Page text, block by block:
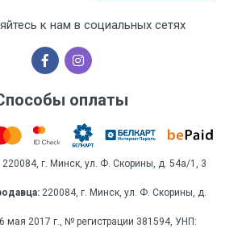
к нам в социальных сетях
оплаты
г. Минск, ул. Ф. Скорины, д. 54а/1, 3
220084, г. Минск, ул. Ф. Скорины, д.
мая 2017 г., № регистрации 381594, УНП: